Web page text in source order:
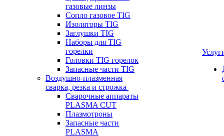
газовые линзы
Сопло газовое TIG
Изоляторы TIG
Заглушки TIG
Наборы для TIG
горелки
Головки TIG горелок
Запасные части TIG
Воздушно-плазменная
сварка, резка и строжка
Сварочные аппараты
PLASMA CUT
Плазмотроны
Запасные части
PLASMA